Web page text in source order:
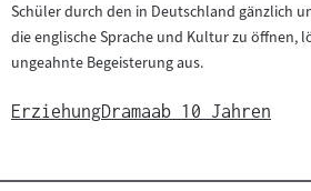
Schüler durch den in Deutschland gänzlich
die englische Sprache und Kultur zu öffnen,
ungeahnte Begeisterung aus.
ErziehungDramaab 10 Jahren